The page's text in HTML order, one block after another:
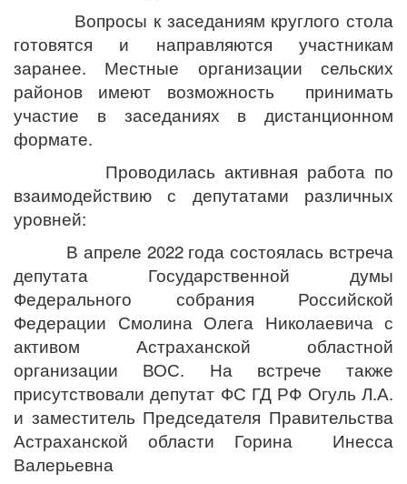
Вопросы к заседаниям круглого стола
готовятся и направляются участникам
заранее. Местные организации сельских
районов имеют возможность принимать
участие в заседаниях в дистанционном
формате.
Проводилась активная работа по
взаимодействию с депутатами различных
уровней:
В апреле 2022 года состоялась встреча
депутата Государственной думы
Федерального собрания Российской
Федерации Смолина Олега Николаевича с
активом Астраханской областной
организации ВОС. На встрече также
присутствовали депутат ФС ГД РФ Огуль Л.А.
и заместитель Председателя Правительства
Астраханской области Горина Инесса
Валерьевна